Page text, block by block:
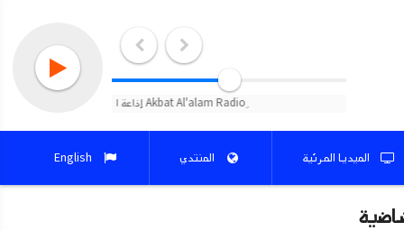
ِAkbat Al'alam Radio إذاعة اقباط العالم
الميديا المرئية المنتدي English